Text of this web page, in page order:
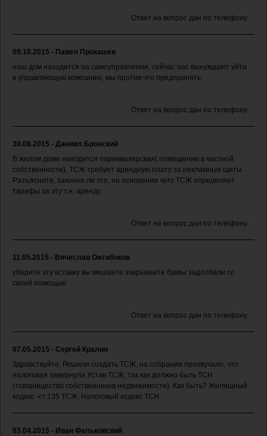
Ответ на вопрос дан по телефону.
09.10.2015 - Павел Прокашев
наш дом находится на самоуправлении, сейчас нас вынуждают уйти
в управляющую компанию, мы против.что предпринять
Ответ на вопрос дан по телефону.
30.08.2015 - Даниил Бронский
В жилом доме находится парикмахерская( помещение в частной
собственности), ТСЖ требует арендную плату за рекламные щиты.
Разъясните, законно ли это, на основании чего ТСЖ определяет
тарифы за эту т.н. аренду.
Ответ на вопрос дан по телефону.
11.05.2015 - Вячеслав Ожгибоков
уберите эту вставку вы мешаете закрываете буквы задолбали со
своей помощью
Ответ на вопрос дан по телефону.
07.05.2015 - Сергей Кралин
Здравствуйте. Решили создать ТСЖ, на собрании прозвучало, что
налоговая завернула Устав ТСЖ, так как должно быть ТСН
(товарищество собственников недвижимости). Как быть? Жилищный
кодекс -ст.135 ТСЖ, Налоговый кодекс ТСН
03.04.2015 - Иван Фальковский